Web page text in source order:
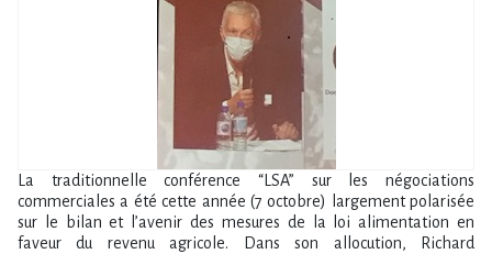
La traditionnelle conférence “LSA” sur les négociations
commerciales a été cette année (7 octobre) largement polarisée
sur le bilan et l’avenir des mesures de la loi alimentation en
faveur du revenu agricole. Dans son allocution, Richard